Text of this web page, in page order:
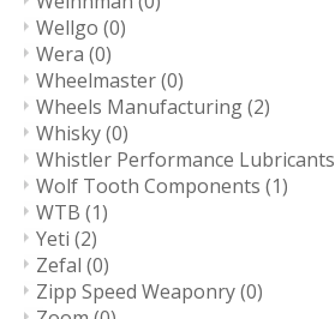
Wellgo (0)
Wera (0)
Wheelmaster(0)
Wheels Manufacturing(2)
Whisky(0)
Whistler Performance Lubricants
Wolf Tooth Components (1)
WTB (1)
Yeti (2)
Zefal (0)
Zipp Speed Weaponry(0)